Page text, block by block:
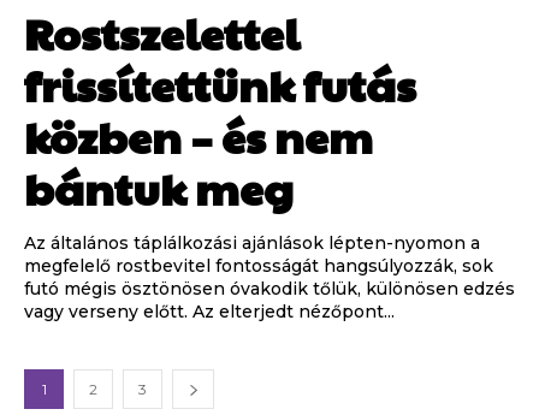
Rostszelettel
frissítettünk futás
közben – és nem
bántuk meg
Az általános táplálkozási ajánlások lépten-nyomon a
megfelelő rostbevitel fontosságát hangsúlyozzák, sok
futó mégis ösztönösen óvakodik tőlük, különösen edzés
vagy verseny előtt. Az elterjedt nézőpont...
1 2 3